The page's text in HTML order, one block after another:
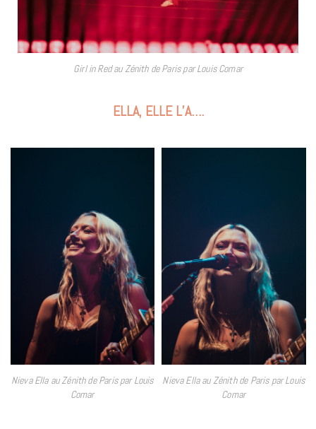
Girl in Red au Zénith de Paris par Louis Comar
ELLA, ELLE L’A….
Nieva Ella au Zénith de Paris par Louis
Comar
Nieva Ella au Zénith de Paris par Louis
Comar